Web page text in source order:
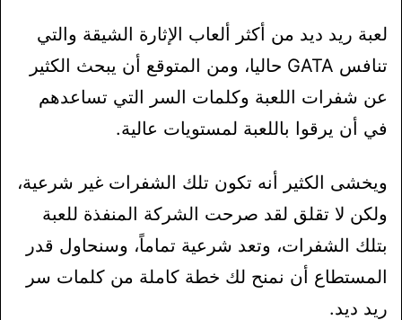
لعبة ريد ديد من أكثر ألعاب الإثارة الشيقة والتي
تنافس GATA حاليا، ومن المتوقع أن يبحث الكثير
عن شفرات اللعبة وكلمات السر التي تساعدهم
في أن يرقوا باللعبة لمستويات عالية.
ويخشى الكثير أنه تكون تلك الشفرات غير شرعية،
ولكن لا تقلق لقد صرحت الشركة المنفذة للعبة
بتلك الشفرات، وتعد شرعية تماماً، وسنحاول قدر
المستطاع أن نمنح لك خطة كاملة من كلمات سر
ريد ديد.